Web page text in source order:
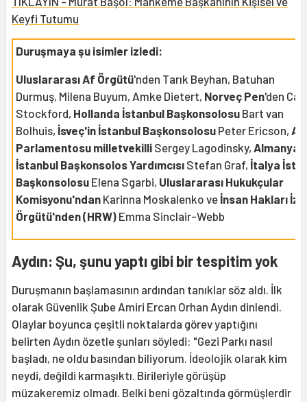
Keyfi Tutumu
Duruşmaya şu isimler izledi:
Uluslararası Af Örgütü'nden Tarık Beyhan, Batuhan
Durmuş, Milena Buyum, Amke Dietert, Norveç Pen'den
Stockford, Hollanda İstanbul Başkonsolosu Bart van
Bolhuis, İsveç'in İstanbul Başkonsolosu Peter Ericson,
Parlamentosu milletvekilli Sergey Lagodinsky,
İstanbul Başkonsolos Yardımcısı Stefan Graf, İtalya
Başkonsolosu Elena Sgarbi, Uluslararası Hukukçular
Komisyonu'ndan Karinna Moskalenko ve İnsan Hakları
Örgütü'nden (HRW) Emma Sinclair-Webb
Aydın: Şu, şunu yaptı gibi bir tespitim yok
Duruşmanın başlamasının ardından tanıklar söz aldı. İlk
olarak Güvenlik Şube Amiri Ercan Orhan Aydın dinlendi.
Olaylar boyunca çeşitli noktalarda görev yaptığını
belirten Aydın özetle şunları söyledi: "Gezi Parkı nasıl
başladı, ne oldu basından biliyorum. İdeolojik olarak kim
neydi, değildi karmaşıktı. Birileriyle görüşüp
müzakeremiz olmadı. Belki beni gözaltında görmüşlerdir